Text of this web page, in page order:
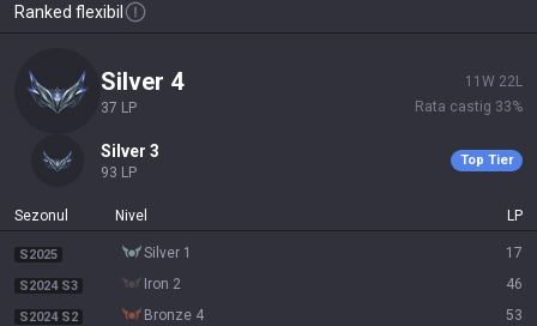
Ranked flexibil
silver 4
37 LP
11 W 22L
Rata castig 33%
silver 3
93 LP
Top Tier
Sezonul Nivel LP
S2025 silver 1 17
S2024 S3 iron 2 46
S2024 S2 bronze 4 53